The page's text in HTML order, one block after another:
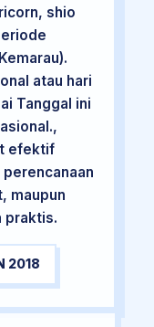
shio
atau hari
Tanggal ini
efektif
maupun
praktis.
2018